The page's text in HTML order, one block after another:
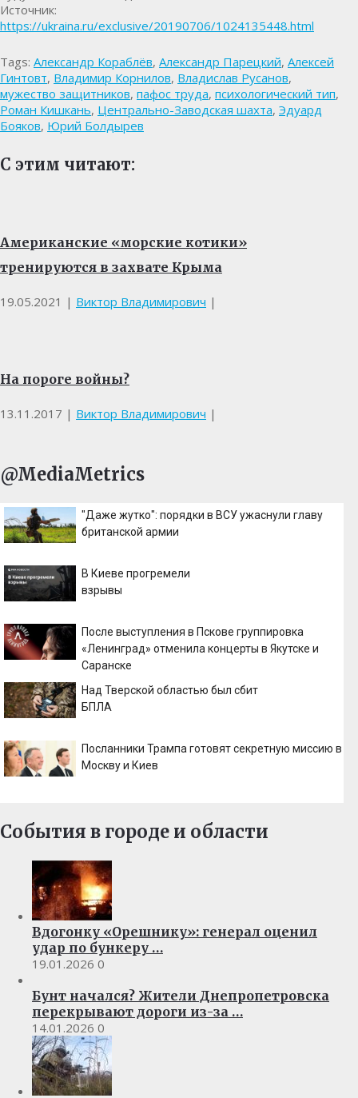
Источник:
https://ukraina.ru/exclusive/20190706/1024135448.html
Tags: Александр Кораблёв, Александр Парецкий, Алексей
Гинтовт, Владимир Корнилов, Владислав Русанов,
мужество защитников, пафос труда, психологический тип,
Роман Кишкань, Центрально-Заводская шахта, Эдуард
Бояков, Юрий Болдырев
С этим читают:
Американские «морские котики»
тренируются в захвате Крыма
19.05.2021 | Виктор Владимирович |
На пороге войны?
13.11.2017 | Виктор Владимирович |
@MediaMetrics
"Даже жутко": порядки в ВСУ ужаснули главу
британской армии
В Киеве прогремели
взрывы
После выступления в Пскове группировка
«Ленинград» отменила концерты в Якутске и
Саранске
Над Тверской областью был сбит
БПЛА
Посланники Трампа готовят секретную миссию в
Москву и Киев
События в городе и области
Вдогонку «Орешнику»: генерал оценил
удар по бункеру …
19.01.2026 0
Бунт начался? Жители Днепропетровска
перекрывают дороги из-за …
14.01.2026 0